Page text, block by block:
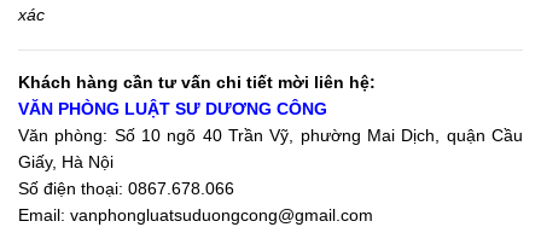
xác
Khách hàng cần tư vấn chi tiết mời liên hệ:
VĂN PHÒNG LUẬT SƯ DƯƠNG CÔNG
Văn phòng: Số 10 ngõ 40 Trần Vỹ, phường Mai Dịch, quận Cầu
Giấy, Hà Nội
Số điện thoại: 0867.678.066
Email: vanphongluatsuduongcong@gmail.com